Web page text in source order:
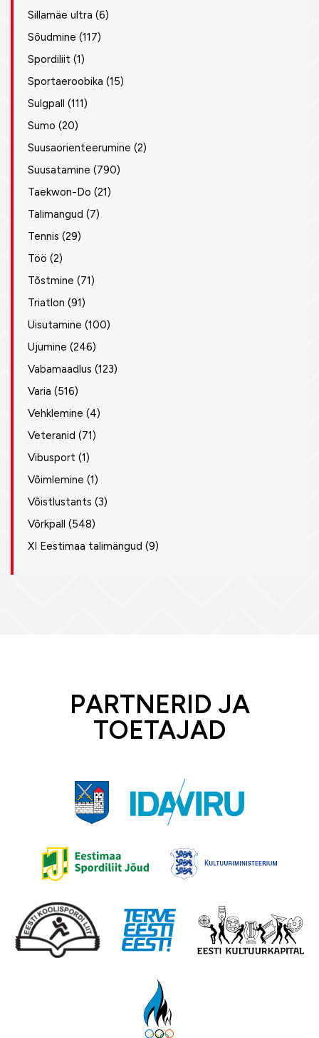
Sillamäe ultra (6)
Sõudmine (117)
Spordiliit (1)
Sportaeroobika (15)
Sulgpall (111)
Sumo (20)
Suusaorienteerumine (2)
Suusatamine (790)
Taekwon-Do (21)
Talimangud (7)
Tennis (29)
Töö (2)
Tõstmine (71)
Triatlon (91)
Uisutamine (100)
Ujumine (246)
Vabamaadlus (123)
Varia (516)
Vehklemine (4)
Veteranid (71)
Vibusport (1)
Võimlemine (1)
Võistlustants (3)
Võrkpall (548)
XI Eestimaa talimängud (9)
PARTNERID JA
TOETAJAD